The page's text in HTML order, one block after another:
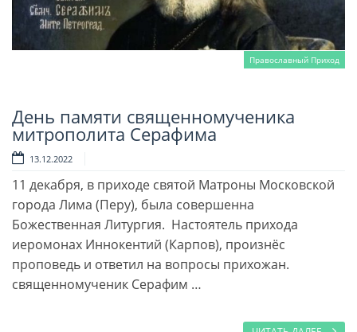
Православный Приход
Читать далее
День памяти священномученика
митрополита Серафима
13.12.2022
11 декабря, в приходе святой Матроны Московской
города Лима (Перу), была совершенна
Божественная Литургия. Настоятель прихода
иеромонах Иннокентий (Карпов), произнёс
проповедь и ответил на вопросы прихожан.
священномученик Серафим …